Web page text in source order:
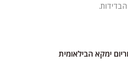
ימקא הבילאומית